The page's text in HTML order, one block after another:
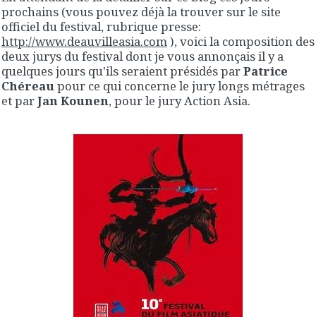
prochains (vous pouvez déjà la trouver sur le site
officiel du festival, rubrique presse:
http://www.deauvilleasia.com ), voici la composition des
deux jurys du festival dont je vous annonçais il y a
quelques jours qu'ils seraient présidés parPatrice
Chéreau pour ce qui concerne le jury longs métrages
et parJan Kounen, pour le jury Action Asia.